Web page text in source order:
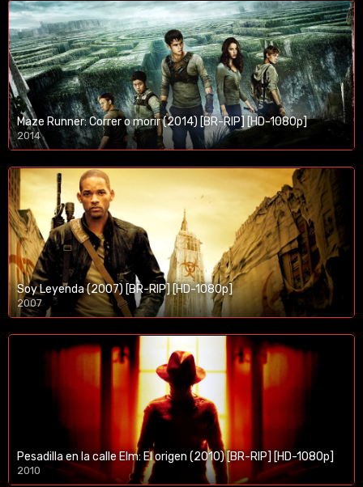
Maze Runner: Correr o morir (2014) [BR-RIP] [HD-1080p]
2014
1080p/720p
Soy Leyenda (2007) [BR-RIP] [HD-1080p]
2007
1080p/720p
Pesadilla en la calle Elm: El origen (2010) [BR-RIP] [HD-1080p]
2010
1080p/720p